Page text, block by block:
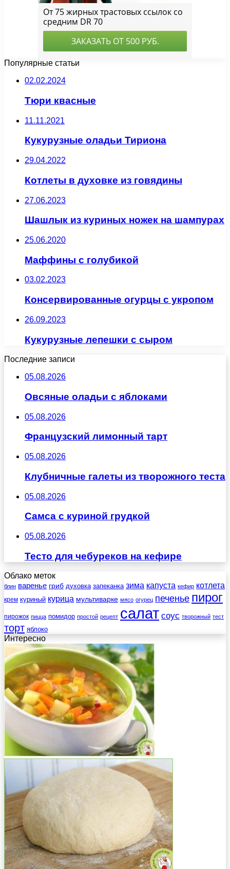
Популярные статьи
02.02.2024
Тюри квасные
11.11.2021
Кукурузные оладьи Тириона
29.04.2022
Котлеты в духовке из говядины
27.06.2023
Шашлык из куриных ножек на шампурах
25.06.2020
Маффины с голубикой
03.02.2023
Консервированные огурцы с укропом
26.09.2023
Кукурузные лепешки с сыром
Последние записи
05.08.2026
Овсяные оладьи с яблоками
05.08.2026
Французский лимонный тарт
05.08.2026
Клубничные галеты из творожного теста
05.08.2026
Самса с куриной грудкой
05.08.2026
Тесто для чебуреков на кефире
Облако меток
блин варенье гриб духовка запеканка зима капуста кефир котлета
крем куриный курица мультиварке мясо огурец печенье пирог
пирожок пицца помидор простой рецепт салат соус творожный тест
торт яблоко
Интересно